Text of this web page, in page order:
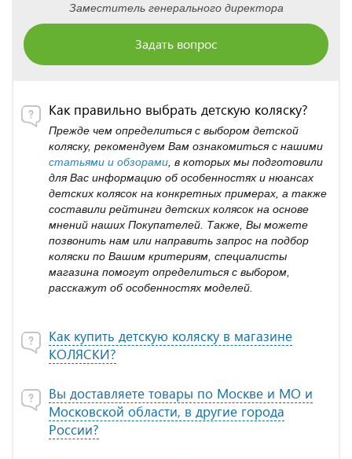
Заместитель генерального директора
Задать вопрос
Как правильно выбрать детскую коляску?
Прежде чем определиться с выбором детской
коляску, рекомендуем Вам ознакомиться с нашими
статьями и обзорами , в которых мы подготовили
для Вас информацию об особенностях и нюансах
детских колясок на конкретных примерах, а также
составили рейтинги детских колясок на основе
мнений наших Покупателей. Также, Вы можете
позвонить нам или направить запрос на подбор
коляски по Вашим критериям, специалисты
магазина помогут определиться с выбором,
расскажут об особенностях моделей.
Как купить детскую коляску в магазине
КОЛЯСКИ?
Вы доставляете товары по Москве и МО и
Московской области, в другие города
России?